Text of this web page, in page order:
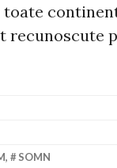
recunoscute
, SOMN